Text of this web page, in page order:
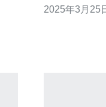
2025年3月25